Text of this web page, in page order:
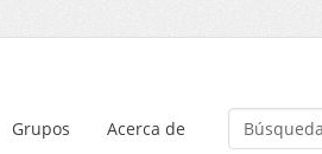
Grupos Acerca de